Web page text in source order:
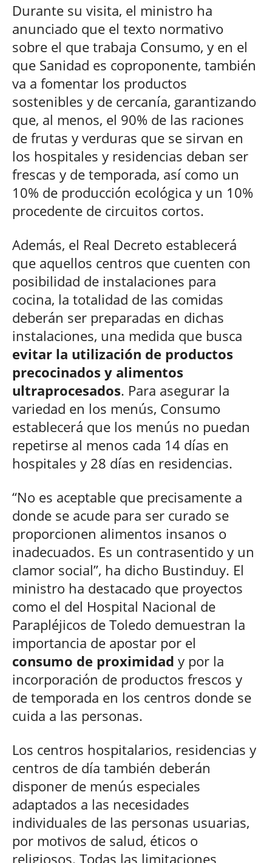
Durante su visita, el ministro ha
anunciado que el texto normativo
sobre el que trabaja Consumo, y en el
que Sanidad es coproponente, también
va a fomentar los productos
sostenibles y de cercanía, garantizando
que, al menos, el 90% de las raciones
de frutas y verduras que se sirvan en
los hospitales y residencias deban ser
frescas y de temporada, así como un
10% de producción ecológica y un 10%
procedente de circuitos cortos.
Además, el Real Decreto establecerá
que aquellos centros que cuenten con
posibilidad de instalaciones para
cocina, la totalidad de las comidas
deberán ser preparadas en dichas
instalaciones, una medida que busca
evitar la utilización de productos
precocinados y alimentos
ultraprocesados. Para asegurar la
variedad en los menús, Consumo
establecerá que los menús no puedan
repetirse al menos cada 14 días en
hospitales y 28 días en residencias.
“No es aceptable que precisamente a
donde se acude para ser curado se
proporcionen alimentos insanos o
inadecuados. Es un contrasentido y un
clamor social”, ha dicho Bustinduy. El
ministro ha destacado que proyectos
como el del Hospital Nacional de
Parapléjicos de Toledo demuestran la
importancia de apostar por el
consumo de proximidad y por la
incorporación de productos frescos y
de temporada en los centros donde se
cuida a las personas.
Los centros hospitalarios, residencias y
centros de día también deberán
disponer de menús especiales
adaptados a las necesidades
individuales de las personas usuarias,
por motivos de salud, éticos o
religiosos. Todas las limitaciones